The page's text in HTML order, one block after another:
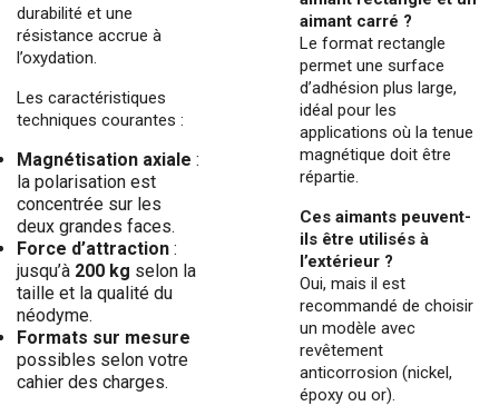
durabilité et une
résistance accrue à
l’oxydation.
Les caractéristiques
techniques courantes :
Magnétisation axiale :
la polarisation est
concentrée sur les
deux grandes faces.
Force d’attraction :
jusqu’à 200 kg selon la
taille et la qualité du
néodyme.
Formats sur mesure
possibles selon votre
cahier des charges.
aimant carré ?
Le format rectangle
permet une surface
d’adhésion plus large,
idéal pour les
applications où la tenue
magnétique doit être
répartie.
Ces aimants peuvent-
ils être utilisés à
l’extérieur ?
Oui, mais il est
recommandé de choisir
un modèle avec
revêtement
anticorrosion (nickel,
époxy ou or).